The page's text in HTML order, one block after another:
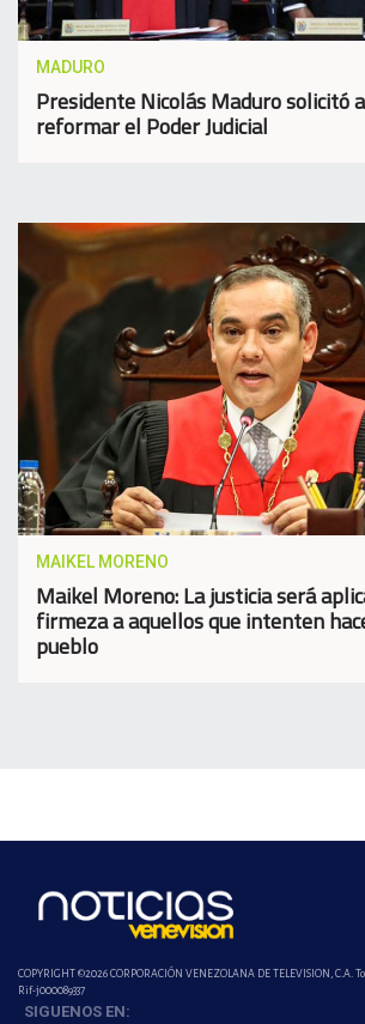
MADURO
Presidente Nicolás Maduro solicitó
reformar el Poder Judicial
MAIKEL MORENO
Maikel Moreno: La justicia será
firmeza a aquellos que intenten
pueblo
COPYRIGHT ©2026 CORPORACIÓN VENEZOLANA DE TELEVISION,
Rif-j000089337
SIGUENOS EN: